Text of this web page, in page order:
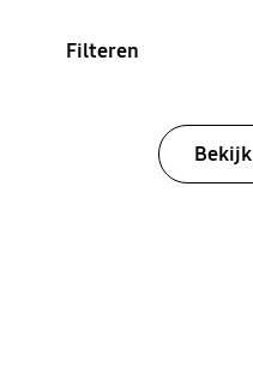
Filteren